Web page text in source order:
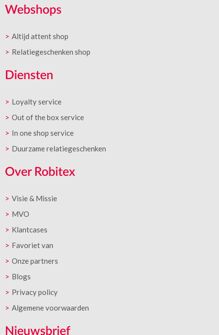
Webshops
Altijd attent shop
Relatiegeschenken shop
Diensten
Loyalty service
Out of the box service
In one shop service
Duurzame relatiegeschenken
Over Robitex
Visie & Missie
MVO
Klantcases
Favoriet van
Onze partners
Blogs
Privacy policy
Algemene voorwaarden
Nieuwsbrief